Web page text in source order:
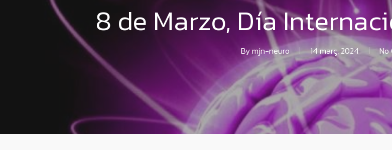
8 de Marzo, Día
Bymjn-neuro 14 març, 2024 No